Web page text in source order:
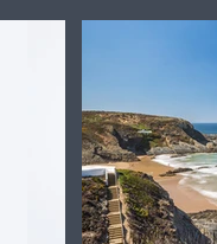
vai ter
para si,
vinhos
música.